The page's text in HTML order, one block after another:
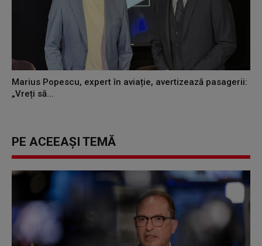
Marius Popescu, expert în aviație, avertizează pasagerii:
„Vreți să...
PE ACEEAȘI TEMĂ